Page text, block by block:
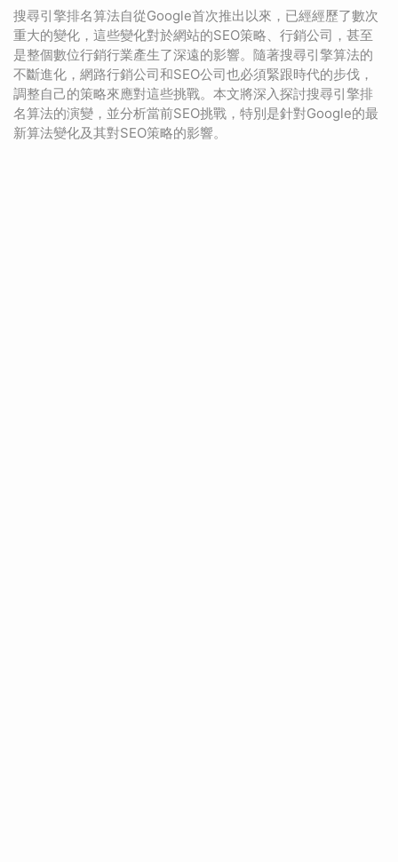
搜尋引擎排名算法自從Google首次推出以來，已經經歷了數次
重大的變化，這些變化對於網站的SEO策略、行銷公司，甚至
是整個數位行銷行業產生了深遠的影響。隨著搜尋引擎算法的
不斷進化，網路行銷公司和SEO公司也必須緊跟時代的步伐，
調整自己的策略來應對這些挑戰。本文將深入探討搜尋引擎排
名算法的演變，並分析當前SEO挑戰，特別是針對Google的最
新算法變化及其對SEO策略的影響。